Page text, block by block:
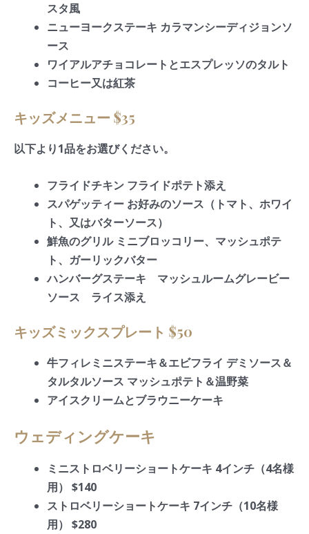
スタ風
ニューヨークステーキ カラマンシーディジョンソ
ース
ワイアルアチョコレートとエスプレッソのタルト
コーヒー又は紅茶
キッズメニュー $35
以下より1品をお選びください。
フライドチキン フライドポテト添え
スパゲッティー お好みのソース（トマト、ホワイ
ト、又はバターソース）
鮮魚のグリル ミニブロッコリー、マッシュポテ
ト、ガーリックバター
ハンバーグステーキ マッシュルームグレービー
ソース ライス添え
キッズミックスプレート $50
牛フィレミニステーキ＆エビフライ デミソース＆
タルタルソース マッシュポテト＆温野菜
アイスクリームとブラウニーケーキ
ウェディングケーキ
ミニストロベリーショートケーキ 4インチ（4名様
用） $140
ストロベリーショートケーキ 7インチ（10名様
用） $280